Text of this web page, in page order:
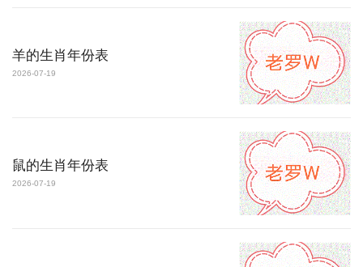
羊的生肖年份表
2026-07-19
鼠的生肖年份表
2026-07-19